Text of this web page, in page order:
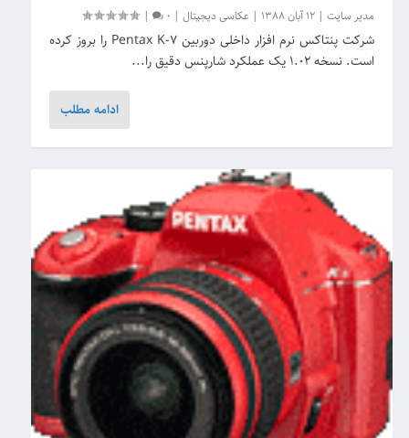
مدیر سایت |12 آبان 1388 |عکاسی دیجیتال |
0
|
شرکت پنتاکس نرم افزار داخلی دوربین Pentax K-7 را بروز کرده
است. نسخه 1.02 یک عملکرد شارپنس دقیق را...
ادامه مطلب